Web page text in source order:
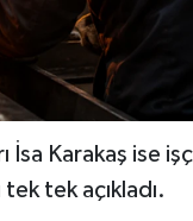
İsa Karakaş ise
tek açıkladı.